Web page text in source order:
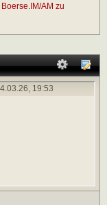
AM zu
19:53